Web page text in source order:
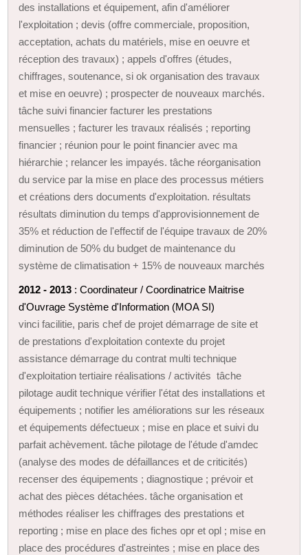
des installations et équipement, afin d'améliorer
l'exploitation ; devis (offre commerciale, proposition,
acceptation, achats du matériels, mise en oeuvre et
réception des travaux) ; appels d'offres (études,
chiffrages, soutenance, si ok organisation des travaux
et mise en oeuvre) ; prospecter de nouveaux marchés.
tâche suivi financier facturer les prestations
mensuelles ; facturer les travaux réalisés ; reporting
financier ; réunion pour le point financier avec ma
hiérarchie ; relancer les impayés. tâche réorganisation
du service par la mise en place des processus métiers
et créations ders documents d'exploitation. résultats
résultats diminution du temps d'approvisionnement de
35% et réduction de l'effectif de l'équipe travaux de 20%
diminution de 50% du budget de maintenance du
système de climatisation + 15% de nouveaux marchés
2012 - 2013 : Coordinateur / Coordinatrice Maitrise
d'Ouvrage Système d'Information (MOA SI)
vinci facilitie, paris chef de projet démarrage de site et
de prestations d'exploitation contexte du projet
assistance démarrage du contrat multi technique
d'exploitation tertiaire réalisations / activités tâche
pilotage audit technique vérifier l'état des installations et
équipements ; notifier les améliorations sur les réseaux
et équipements défectueux ; mise en place et suivi du
parfait achèvement. tâche pilotage de l'étude d'amdec
(analyse des modes de défaillances et de criticités)
recenser des équipements ; diagnostique ; prévoir et
achat des pièces détachées. tâche organisation et
méthodes réaliser les chiffrages des prestations et
reporting ; mise en place des fiches opr et opl ; mise en
place des procédures d'astreintes ; mise en place des